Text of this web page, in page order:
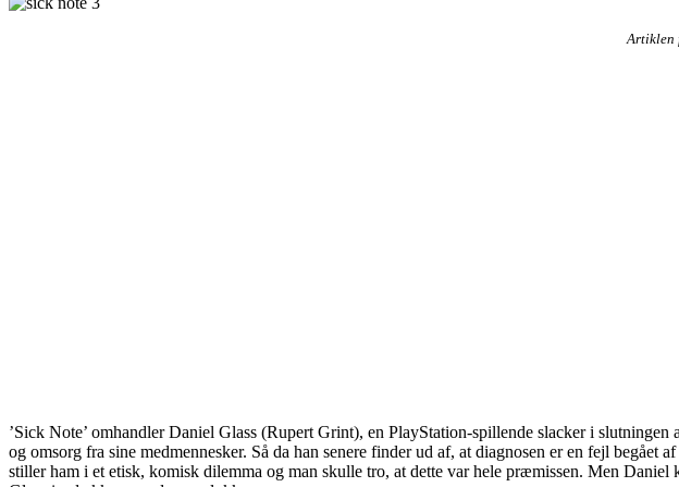
Artiklen
’Sick Note’ omhandler Daniel Glass (Rupert Grint), en PlayStation-spillende slacker i
og omsorg fra sine medmennesker. Så da han senere finder ud af, at diagnosen er en fejl
stiller ham i et etisk, komisk dilemma og man skulle tro, at dette var hele præmissen. Men